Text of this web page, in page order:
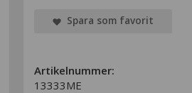
Spara som favorit
Artikelnummer:
13333ME